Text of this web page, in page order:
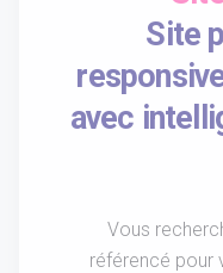
Site
avec
Vous
référencé pour